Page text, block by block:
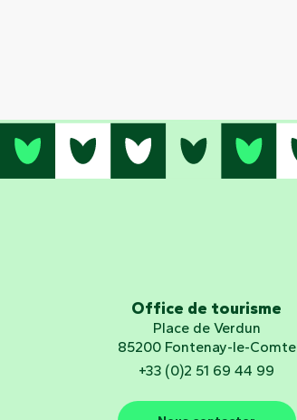
Office de tourisme
Place de Verdun
85200 Fontenay-le-Comte
+33 (0)2 51 69 44 99